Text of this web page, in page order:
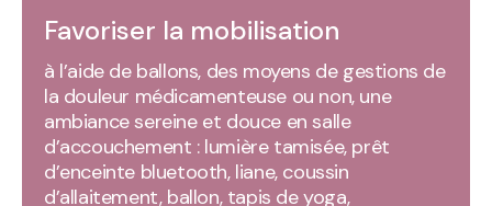
Favoriser la mobilisation
à l’aide de ballons, des moyens de gestions de
la douleur médicamenteuse ou non, une
ambiance sereine et douce en salle
d’accouchement : lumière tamisée, prêt
d’enceinte bluetooth, liane, coussin
d’allaitement, ballon, tapis de yoga,